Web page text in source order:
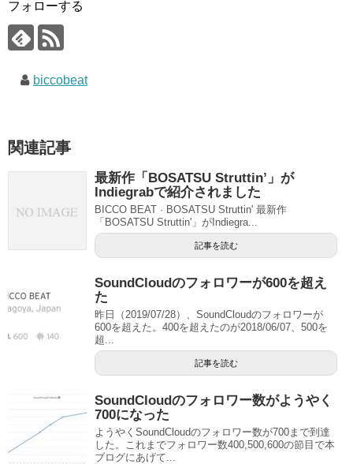
フォローする
biccobeat
関連記事
最新作「BOSATSU Struttin’」が
Indiegrabで紹介されました
BICCO BEAT · BOSATSU Struttin' 最新作
「BOSATSU Struttin'」がIndiegra...
記事を読む
SoundCloudのフォロワーが600を超え
た
昨日（2019/07/28）、SoundCloudのフォロワーが
600を超えた。400を超えたのが2018/06/07、500を
超...
記事を読む
SoundCloudのフォロワー数がようやく
700になった
ようやくSoundCloudのフォロワー数が700まで到達
した。これまでフォロワー数400,500,600の節目で本
ブログにあげて...